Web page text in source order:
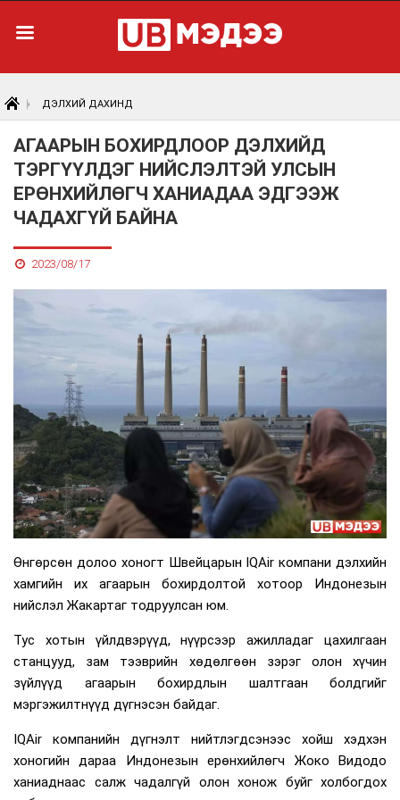
ДЭЛХИЙ ДАХИНД
АГААРЫН БОХИРДЛООР ДЭЛХИЙД
ТЭРГҮҮЛДЭГ НИЙСЛЭЛТЭЙ УЛСЫН
ЕРӨНХИЙЛӨГЧ ХАНИАДАА ЭДГЭЭЖ
ЧАДАХГҮЙ БАЙНА
2023/08/17
Өнгөрсөн долоо хоногт Швейцарын IQAir компани дэлхийн
хамгийн их агаарын бохирдолтой хотоор Индонезын
нийслэл Жакартаг тодруулсан юм.
Тус хотын үйлдвэрүүд, нүүрсээр ажилладаг цахилгаан
станцууд, зам тээврийн хөдөлгөөн зэрэг олон хүчин
зүйлүүд агаарын бохирдлын шалтгаан болдгийг
мэргэжилтнүүд дүгнэсэн байдаг.
IQAir компанийн дүгнэлт нийтлэгдсэнээс хойш хэдхэн
хоногийн дараа Индонезын ерөнхийлөгч Жоко Видодо
ханиаднаас салж чадалгүй олон хонож буйг холбогдох